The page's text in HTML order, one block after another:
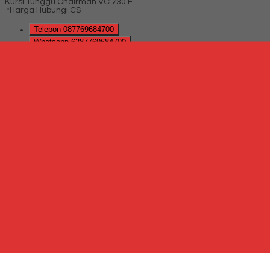
*Harga Hubungi CS
Telepon 087769684700
Whatsapp 6287769684700